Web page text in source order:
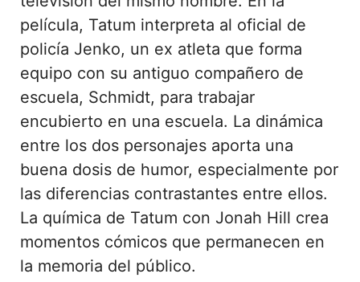
película, Tatum interpreta al oficial de
policía Jenko, un ex atleta que forma
equipo con su antiguo compañero de
escuela, Schmidt, para trabajar
encubierto en una escuela. La dinámica
entre los dos personajes aporta una
buena dosis de humor, especialmente por
las diferencias contrastantes entre ellos.
La química de Tatum con Jonah Hill crea
momentos cómicos que permanecen en
la memoria del público.